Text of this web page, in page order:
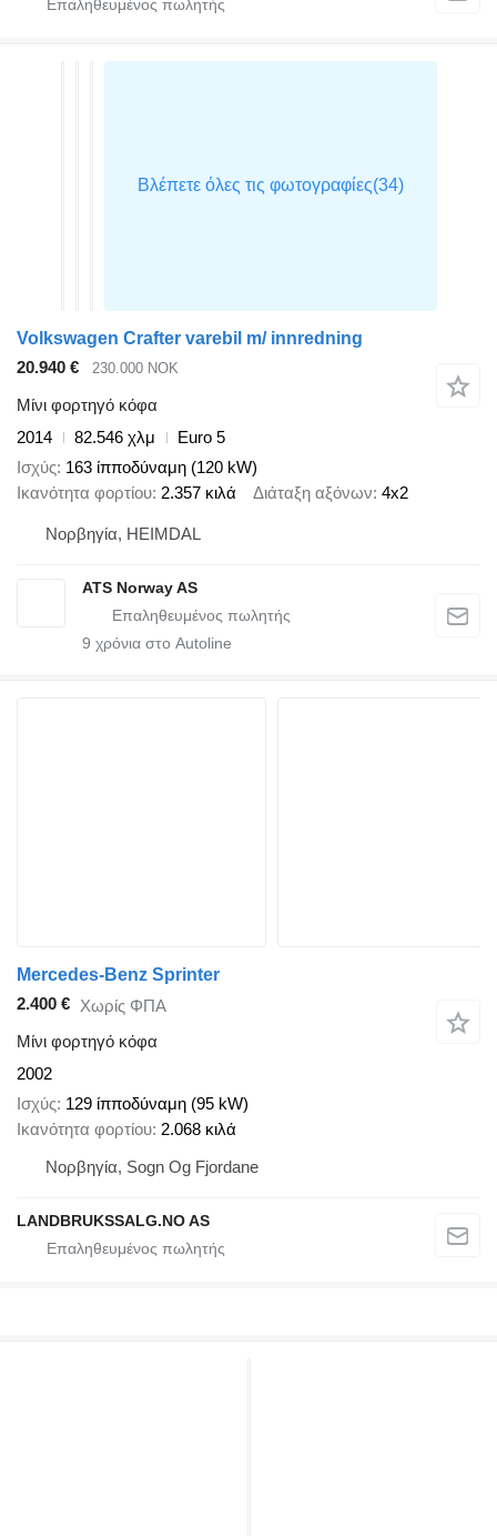
Volkswagen Crafter varebil m/ innredning
20.940 €
230.000 NOK
Μίνι φορτηγό κόφα
2014
82.546 χλμ
Euro 5
Ισχύς 163 ίπποδύναμη (120 kW)
Ικανότητα φορτίου 2.357 κιλά Διάταξη αξόνων 4x2
Νορβηγία, HEIMDAL
ATS Norway AS
9 χρόνια στο Autoline
Mercedes-Benz Sprinter
2.400 € Χωρίς ΦΠΑ
Μίνι φορτηγό κόφα
2002
Ισχύς 129 ίπποδύναμη (95 kW)
Ικανότητα φορτίου 2.068 κιλά
Νορβηγία, Sogn Og Fjordane
LANDBRUKSSALG.NO AS